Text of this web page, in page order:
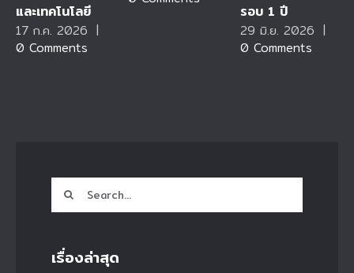
และเทคโนโลยี
17 ก.ค. 2026 |
0 Comments
รอบ 1 ปี
29 มิ.ย. 2026 |
0 Comments
Search
for:
เรื่องล่าสุด